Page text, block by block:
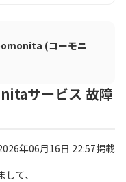
(コーモニ
サービス 故障
年06月16日 22:57掲載
て、